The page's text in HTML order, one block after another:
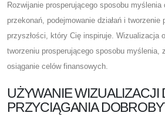
Rozwijanie prosperującego sposobu myślenia
przekonań, podejmowanie działań i tworzenie
przyszłości, który Cię inspiruje. Wizualizacja
tworzeniu prosperującego sposobu myślenia,
osiąganie celów finansowych.
UŻYWANIE WIZUALIZACJI
PRZYCIĄGANIA